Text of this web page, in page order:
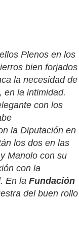
Plenos en los
bien forjados
la necesidad de
en la intimidad.
con los
la Diputación en
los dos en las
Manolo con su
con la
En la Fundación
del buen rollo